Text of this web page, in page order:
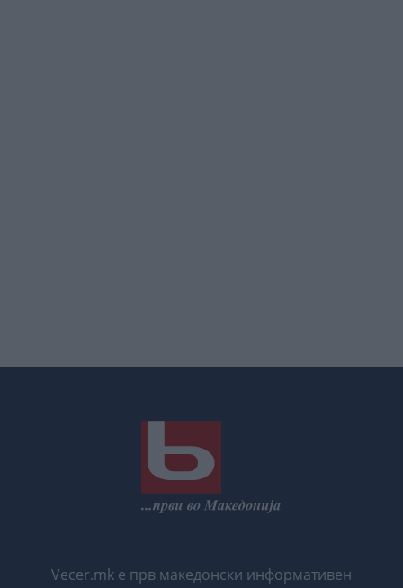
Vecer.mk е прв македонски информативен